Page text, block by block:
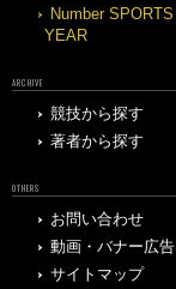
Number
YEAR
ARCHIVE
競技から探す
著者から探す
OTHERS
お問い合わせ
動画・バナー広
サイトマップ